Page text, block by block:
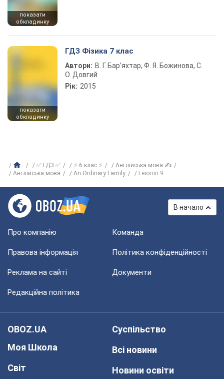
показати
обкладинку
показати
обкладинку
ГДЗ Фізика 7 клас
Автори: В. Г. Бар’яхтар, Ф. Я. Божинова, С.
О. Довгий
Рік: 2015
✅ ГДЗ ✅ ⚡ 6 клас ⚡
Англійська мова ✍
Англійська мова
An Ordinary Family Lesson 9
В начало
Про компанію Команда
Правова інформація Політика конфіденційності
Реклама на сайті Документи
Редакційна політика
OBOZ.UA
Моя Школа
Світ
Суспільство
Всі новини
Новини освіти